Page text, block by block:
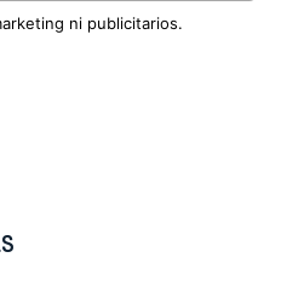
ni publicitarios.